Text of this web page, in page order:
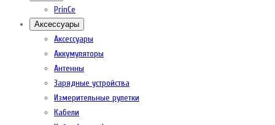
PrinCe
Аксессуары
Аксессуары
Аккумуляторы
Антенны
Зарядные устройства
Измерительные рулетки
Кабели